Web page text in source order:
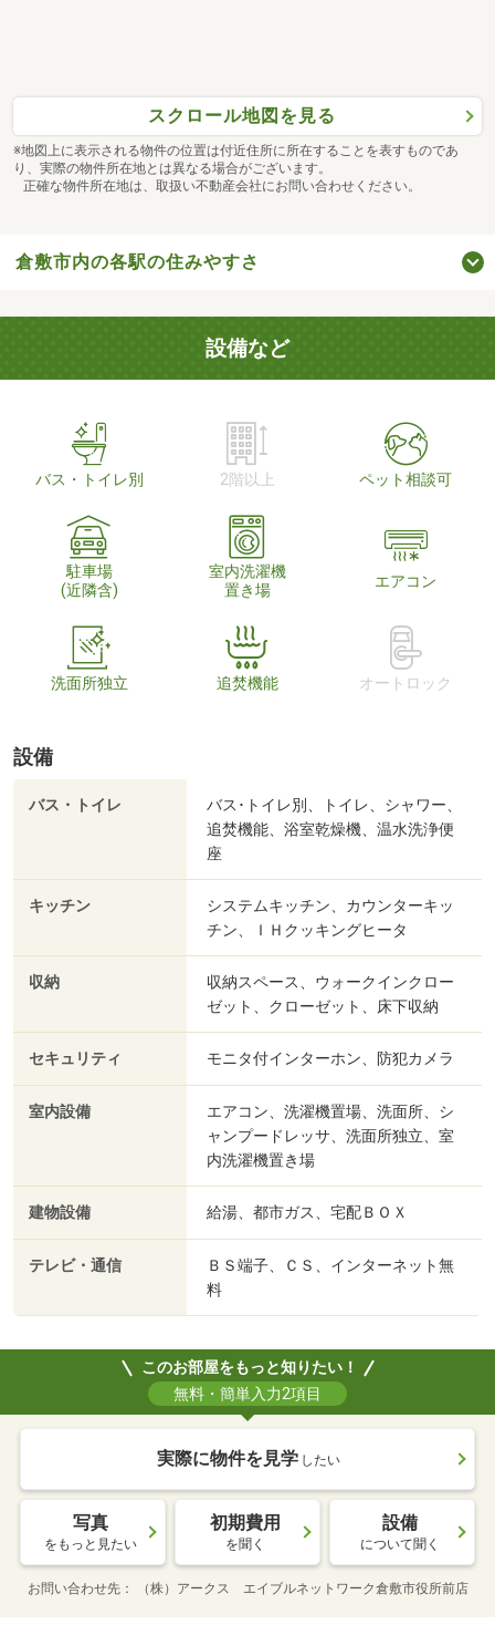
スクロール地図を見る
※地図上に表示される物件の位置は付近住所に所在することを表すものであ
り、実際の物件所在地とは異なる場合がございます。
正確な物件所在地は、取扱い不動産会社にお問い合わせください。
倉敷市内の各駅の住みやすさ
設備など
バス・トイレ別 2階以上 ペット相談可
駐車場
(近隣含)
室内洗濯機
置き場
エアコン
洗面所独立 追焚機能 オートロック
設備
バス・トイレ
バス･トイレ別、トイレ、シャワー、
追焚機能、浴室乾燥機、温水洗浄便
座
キッチン
システムキッチン、カウンターキッ
チン、ＩＨクッキングヒータ
収納
収納スペース、ウォークインクロー
ゼット、クローゼット、床下収納
セキュリティ モニタ付インターホン、防犯カメラ
室内設備
エアコン、洗濯機置場、洗面所、シ
ャンプードレッサ、洗面所独立、室
内洗濯機置き場
建物設備 給湯、都市ガス、宅配ＢＯＸ
テレビ・通信
ＢＳ端子、ＣＳ、インターネット無
料
このお部屋をもっと知りたい！
無料・簡単入力2項目
実際に物件を見学 したい
写真
をもっと見たい
初期費用
を聞く
設備
について聞く
お問い合わせ先 （株）アークス エイブルネットワーク倉敷市役所前店